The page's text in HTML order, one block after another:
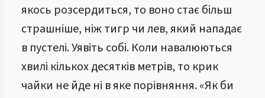
якось розсердиться, то воно стає більш
страшніше, ніж тигр чи лев, який нападає
в пустелі. Уявіть собі. Коли навалюються
хвилі кількох десятків метрів, то крик
чайки не йде ні в яке порівняння. «Як би